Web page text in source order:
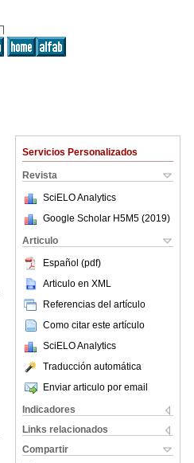
Servicios Personalizados
Revista
SciELO Analytics
Google Scholar H5M5 (2019)
Articulo
Español (pdf)
Articulo en XML
Referencias del artículo
Como citar este artículo
SciELO Analytics
Traducción automática
Enviar articulo por email
Indicadores
Links relacionados
Compartir